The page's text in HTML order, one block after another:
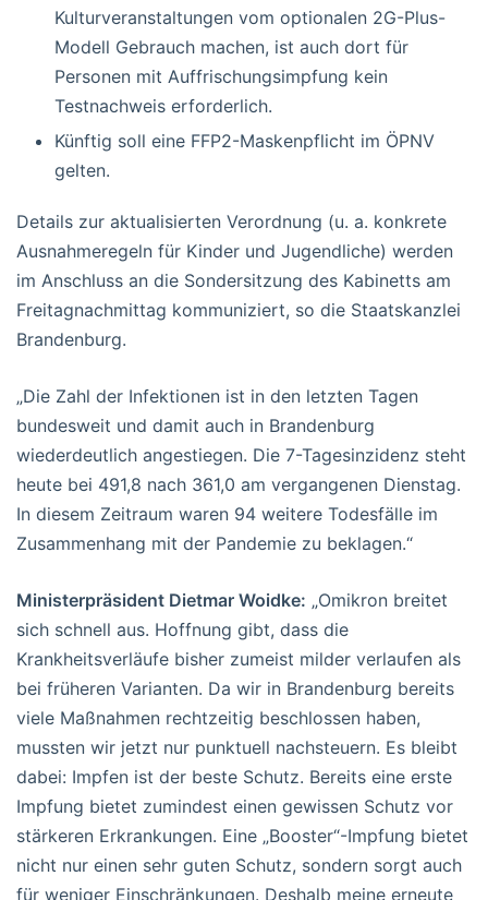
Kulturveranstaltungen vom optionalen 2G-Plus-
Modell Gebrauch machen, ist auch dort für
Personen mit Auffrischungsimpfung kein
Testnachweis erforderlich.
Künftig soll eine FFP2-Maskenpflicht im ÖPNV
gelten.
Details zur aktualisierten Verordnung (u. a. konkrete
Ausnahmeregeln für Kinder und Jugendliche) werden
im Anschluss an die Sondersitzung des Kabinetts am
Freitagnachmittag kommuniziert, so die Staatskanzlei
Brandenburg.
„Die Zahl der Infektionen ist in den letzten Tagen
bundesweit und damit auch in Brandenburg
wiederdeutlich angestiegen. Die 7-Tagesinzidenz steht
heute bei 491,8 nach 361,0 am vergangenen Dienstag.
In diesem Zeitraum waren 94 weitere Todesfälle im
Zusammenhang mit der Pandemie zu beklagen.“
Ministerpräsident Dietmar Woidke: „Omikron breitet
sich schnell aus. Hoffnung gibt, dass die
Krankheitsverläufe bisher zumeist milder verlaufen als
bei früheren Varianten. Da wir in Brandenburg bereits
viele Maßnahmen rechtzeitig beschlossen haben,
mussten wir jetzt nur punktuell nachsteuern. Es bleibt
dabei: Impfen ist der beste Schutz. Bereits eine erste
Impfung bietet zumindest einen gewissen Schutz vor
stärkeren Erkrankungen. Eine „Booster“-Impfung bietet
nicht nur einen sehr guten Schutz, sondern sorgt auch
für weniger Einschränkungen. Deshalb meine erneute